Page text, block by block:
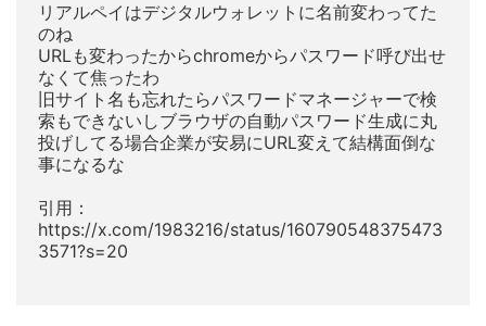
リアルペイはデジタルウォレットに名前変わってた
のね
URLも変わったからchromeからパスワード呼び出せ
なくて焦ったわ
旧サイト名も忘れたらパスワードマネージャーで検
索もできないしブラウザの自動パスワード生成に丸
投げしてる場合企業が安易にURL変えて結構面倒な
事になるな
引用：
https://x.com/1983216/status/160790548375473
3571?s=20